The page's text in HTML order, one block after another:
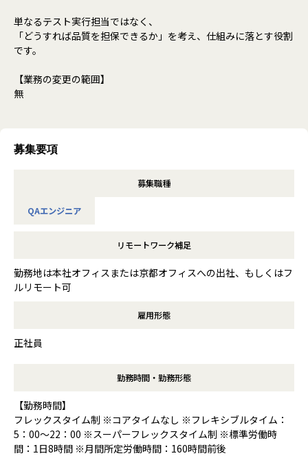
単なるテスト実行担当ではなく、
「どうすれば品質を担保できるか」を考え、仕組みに落とす役割
です。
【業務の変更の範囲】
無
募集要項
募集職種
QAエンジニア
リモートワーク補足
勤務地は本社オフィスまたは京都オフィスへの出社、もしくはフ
ルリモート可
雇用形態
正社員
勤務時間・勤務形態
【勤務時間】
フレックスタイム制 ※コアタイムなし ※フレキシブルタイム：
5：00～22：00 ※スーパーフレックスタイム制 ※標準労働時
間：1日8時間 ※月間所定労働時間：160時間前後